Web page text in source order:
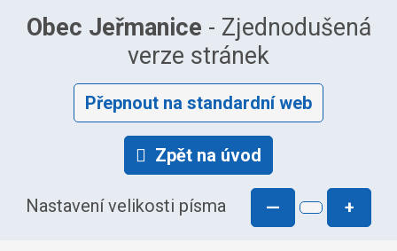
Obec Jeřmanice - Zjednodušená
verze stránek
Přepnout na standardní web
Zpět na úvod
Nastavení velikosti písma — +